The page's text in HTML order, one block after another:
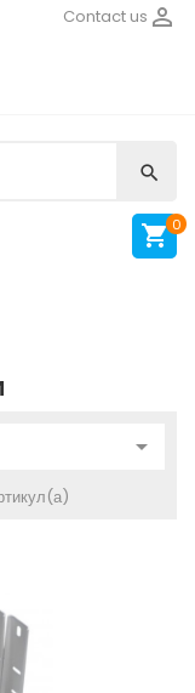

Contact us

 0
